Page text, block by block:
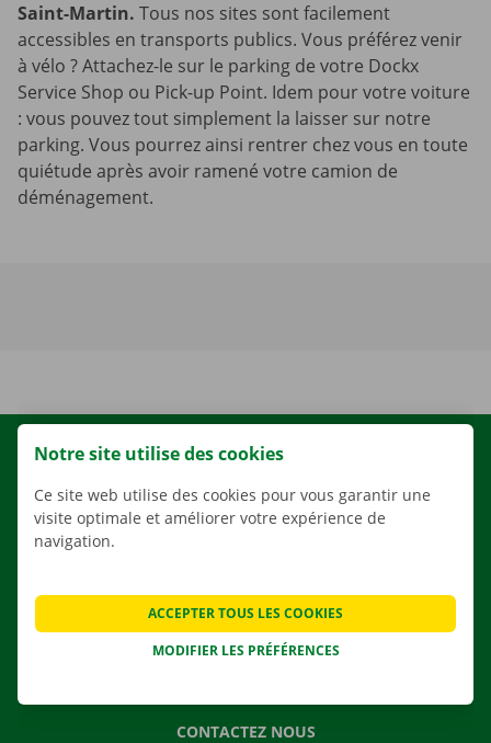
Saint-Martin. Tous nos sites sont facilement
accessibles en transports publics. Vous préférez venir
à vélo ? Attachez-le sur le parking de votre Dockx
Service Shop ou Pick-up Point. Idem pour votre voiture
: vous pouvez tout simplement la laisser sur notre
parking. Vous pourrez ainsi rentrer chez vous en toute
quiétude après avoir ramené votre camion de
déménagement.
LOCATION
NOS VÉHICULES
NOS SERVICES
APPLI
SOLUTIONS DE DÉMÉNAGEMENT
CONTACTEZ NOUS
Notre site utilise des cookies
Ce site web utilise des cookies pour vous garantir une
visite optimale et améliorer votre expérience de
navigation.
MODIFIER LES PRÉFÉRENCES
ACCEPTER TOUS LES COOKIES